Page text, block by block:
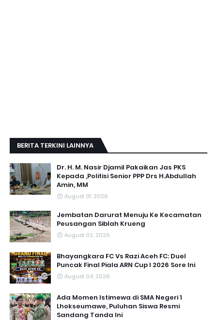
BERITA TERKINI LAINNYA
Dr. H. M. Nasir Djamil Pakaikan Jas PKS
Kepada ,Politisi Senior PPP Drs H.Abdullah
Amin, MM
August 01, 2026
Jembatan Darurat Menuju Ke Kecamatan
Peusangan Siblah Krueng
August 02, 2026
Bhayangkara FC Vs Razi Aceh FC: Duel
Puncak Final Piala ARN Cup I 2026 Sore Ini
August 04, 2026
Ada Momen Istimewa di SMA Negeri 1
Lhokseumawe, Puluhan Siswa Resmi
Sandang Tanda Ini